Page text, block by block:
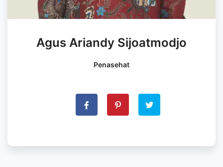
Agus Ariandy Sijoatmodjo
Penasehat